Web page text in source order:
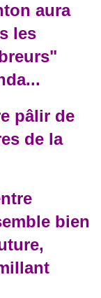
aura
les
pâlir de
de la
bien